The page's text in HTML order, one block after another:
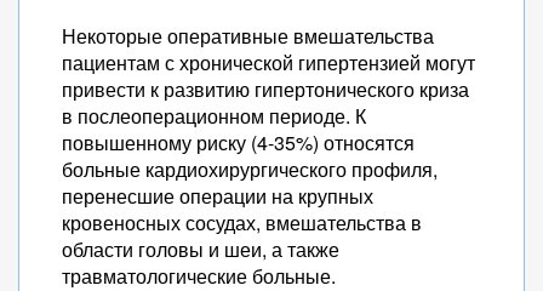
Некоторые оперативные вмешательства
пациентам с хронической гипертензией могут
привести к развитию гипертонического криза
в послеоперационном периоде. К
повышенному риску (4-35%) относятся
больные кардиохирургического профиля,
перенесшие операции на крупных
кровеносных сосудах, вмешательства в
области головы и шеи, а также
травматологические больные.